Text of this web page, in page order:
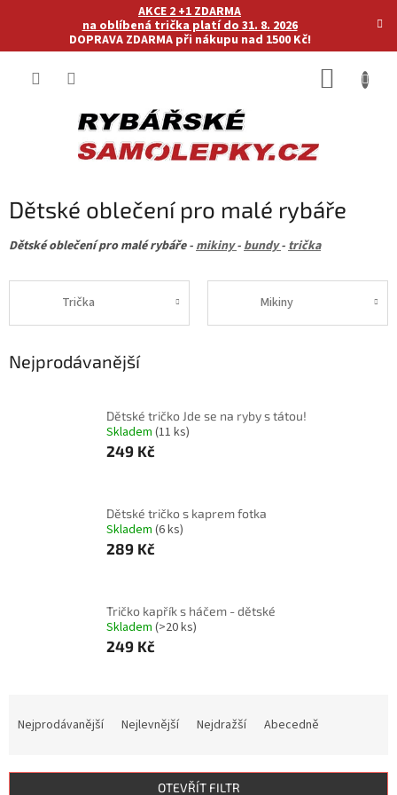
AKCE 2 +1 ZDARMA
na oblíbená trička platí do 31. 8. 2026
DOPRAVA ZDARMA při nákupu nad 1500 Kč!
Dětské oblečení pro malé rybáře
Dětské oblečení pro malé rybáře - mikiny- bundy- trička
Trička Mikiny
Nejprodávanější
Dětské tričko Jde se na ryby s tátou!
Skladem (11 ks)
249 Kč
Dětské tričko s kaprem fotka
Skladem (6 ks)
289 Kč
Tričko kapřík s háčem - dětské
Skladem (>20 ks)
249 Kč
Nejprodávanější Nejlevnější Nejdražší Abecedně
OTEVŘÍT FILTR